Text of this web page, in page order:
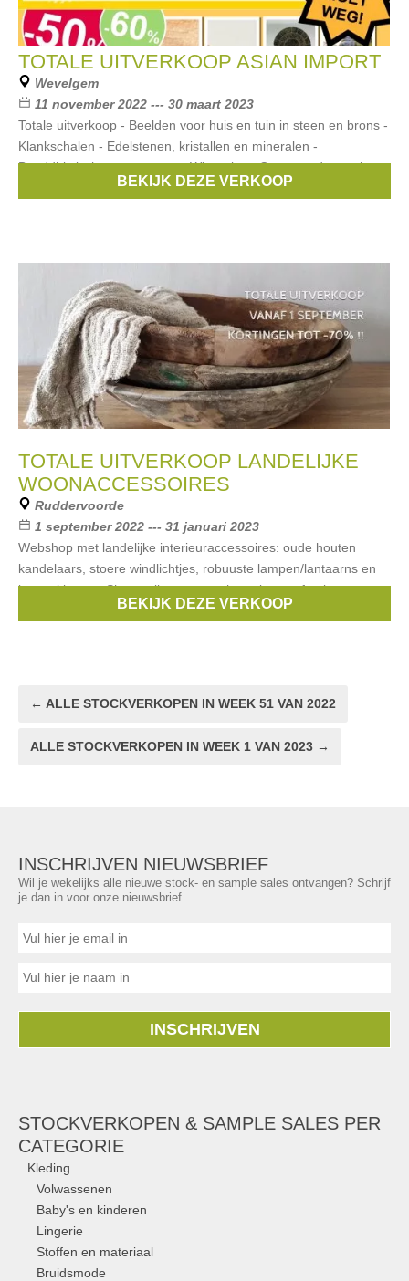
TOTALE UITVERKOOP ASIAN IMPORT
Wevelgem
11 november 2022 --- 30 maart 2023
Totale uitverkoop - Beelden voor huis en tuin in steen en brons -
Klankschalen - Edelstenen, kristallen en mineralen -
Boeddhistische voorwerpen - Wierook en Oosterse decoratie -
BEKIJK DEZE VERKOOP
TOTALE UITVERKOOP LANDELIJKE
WOONACCESSOIRES
Ruddervoorde
1 september 2022 --- 31 januari 2023
Webshop met landelijke interieuraccessoires: oude houten
kandelaars, stoere windlichtjes, robuuste lampen/lantaarns en
kapstokken, ... Shop online op www.homelyeverafter.be
Bazar Bizar,Brynxz, Puur Wonen
BEKIJK DEZE VERKOOP
← ALLE STOCKVERKOPEN IN WEEK 51 VAN 2022
ALLE STOCKVERKOPEN IN WEEK 1 VAN 2023 →
INSCHRIJVEN NIEUWSBRIEF
Wil je wekelijks alle nieuwe stock- en sample sales ontvangen? Schrijf
je dan in voor onze nieuwsbrief.
INSCHRIJVEN
STOCKVERKOPEN & SAMPLE SALES PER
CATEGORIE
Kleding
Volwassenen
Baby's en kinderen
Lingerie
Stoffen en materiaal
Bruidsmode